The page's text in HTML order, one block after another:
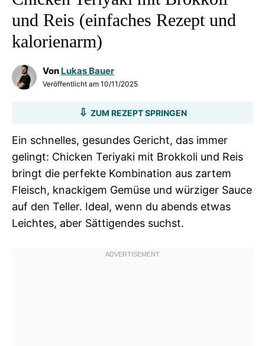
und Reis (einfaches Rezept und
kalorienarm)
Von Lukas Bauer
Veröffentlicht am 10/11/2025
ZUM REZEPT SPRINGEN
Ein schnelles, gesundes Gericht, das immer
gelingt: Chicken Teriyaki mit Brokkoli und Reis
bringt die perfekte Kombination aus zartem
Fleisch, knackigem Gemüse und würziger Sauce
auf den Teller. Ideal, wenn du abends etwas
Leichtes, aber Sättigendes suchst.